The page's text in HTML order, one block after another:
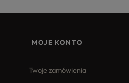
MOJE KONTO
Twoje zamówienia